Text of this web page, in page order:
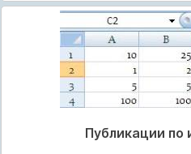
Публикации по